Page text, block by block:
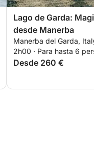
Lago de Garda:
desde Manerba
Manerba del Garda,
2h00 · Para hasta 6
Desde 260 €